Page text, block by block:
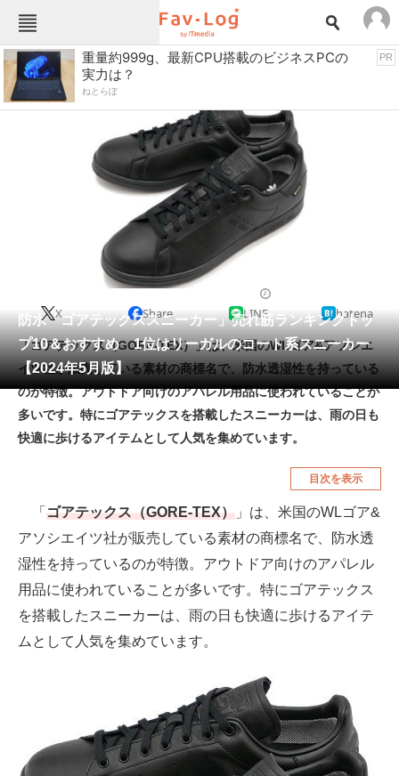
Fav-Logカテゴリー一覧
TOP
インテリア・収納 おもちゃ・ホビー
キッチン家電
ゲーム
スイーツ・お菓子
スポーツ・レジャー スマホ・携帯電話
パソコン・タブレット
ペット 家電
工具・DIY 本・DVD・CD
生活家電 生活用品
空調・季節家電 美容・コスメ
メディア
ITの今と未来を見通す
進化するPCとデバイスの未来
好きが集まる 比べて選べる
重量約999g、最新CPU搭載のビジネスPCの
実力は？
ねとらぼ
PR
防水「ゴアテックススニーカー」売れ筋ランキングトッ
プ10＆おすすめ 1位はリーガルのコート系スニーカー
【2024年5月版】
X Share LINE hatena
「ゴアテックス（GORE-TEX）」は、米国のWLゴア&アソシエ
イツ社が販売している素材の商標名で、防水透湿性を持っている
のが特徴。アウトドア向けのアパレル用品に使われていることが
多いです。特にゴアテックスを搭載したスニーカーは、雨の日も
快適に歩けるアイテムとして人気を集めています。
目次を表示
「 ゴアテックス（GORE-TEX） 」は、米国のWLゴア&
アソシエイツ社が販売している素材の商標名で、防水透
湿性を持っているのが特徴。アウトドア向けのアパレル
用品に使われていることが多いです。特にゴアテックス
を搭載したスニーカーは、雨の日も快適に歩けるアイテ
ムとして人気を集めています。